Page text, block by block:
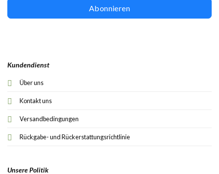
Kundendienst
Über uns
Kontakt uns
Versandbedingungen
Rückgabe- und Rückerstattungsrichtlinie
Unsere Politik
Abonnieren